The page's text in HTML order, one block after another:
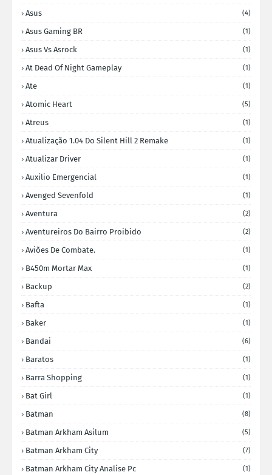
Asus (4)
Asus Gaming BR (1)
Asus Vs Asrock (1)
At Dead Of Night Gameplay (1)
Ate (1)
Atomic Heart (5)
Atreus (1)
Atualização 1.04 Do Silent Hill 2 Remake (1)
Atualizar Driver (1)
Auxilio Emergencial (1)
Avenged Sevenfold (1)
Aventura (2)
Aventureiros Do Bairro Proibido (2)
Aviões De Combate. (1)
B450m Mortar Max (1)
Backup (2)
Bafta (1)
Baker (1)
Bandai (6)
Baratos (1)
Barra Shopping (1)
Bat Girl (1)
Batman (8)
Batman Arkham Asilum (5)
Batman Arkham City (7)
Batman Arkham City Analise Pc (1)